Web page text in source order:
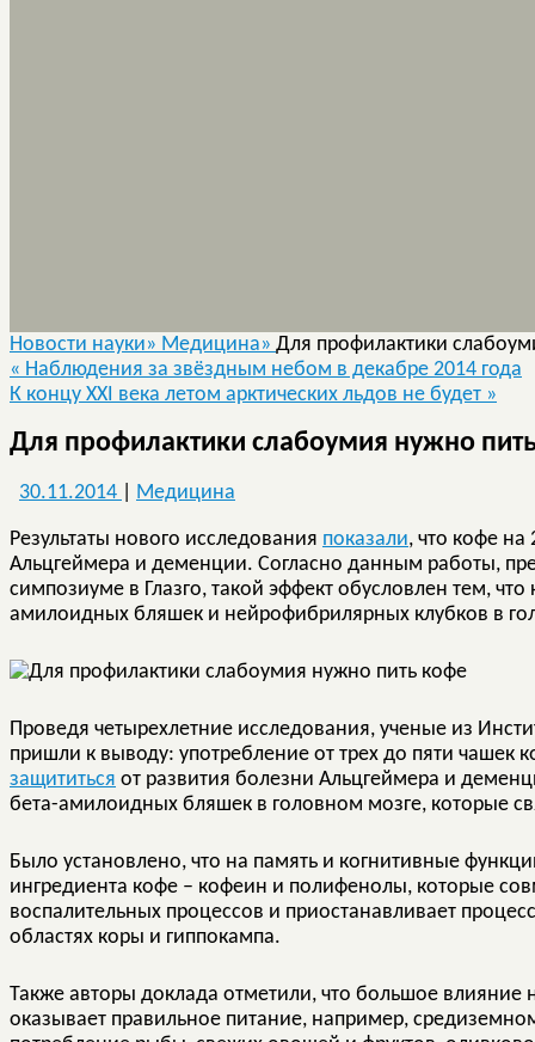
Новости науки» Медицина» Для профилактики
« Наблюдения за звёздным небом в декабре 2014 года
К концу XXI века летом арктических льдов не будет »
Для профилактики слабоумия нужно
30.11.2014 Медицина
Результаты нового исследования показали, что кофе на
Альцгеймера и деменции. Согласно данным работы,
симпозиуме в Глазго, такой эффект обусловлен тем,
амилоидных бляшек и нейрофибрилярных клубков в
Проведя четырехлетние исследования, ученые из
пришли к выводу: употребление от трех до пяти чашек
защититься от развития болезни Альцгеймера и
бета-амилоидных бляшек в головном мозге, которые
Было установлено, что на память и когнитивные
ингредиента кофе – кофеин и полифенолы, которые
воспалительных процессов и приостанавливает
областях коры и гиппокампа.
Также авторы доклада отметили, что большое влияние
оказывает правильное питание, например,